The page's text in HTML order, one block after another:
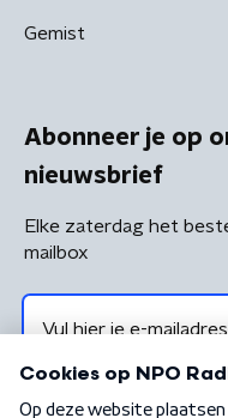
Gemist
Abonneer je op
nieuwsbrief
Elke zaterdag het
mailbox